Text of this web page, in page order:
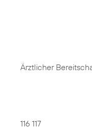
Ärztlicher
116 117